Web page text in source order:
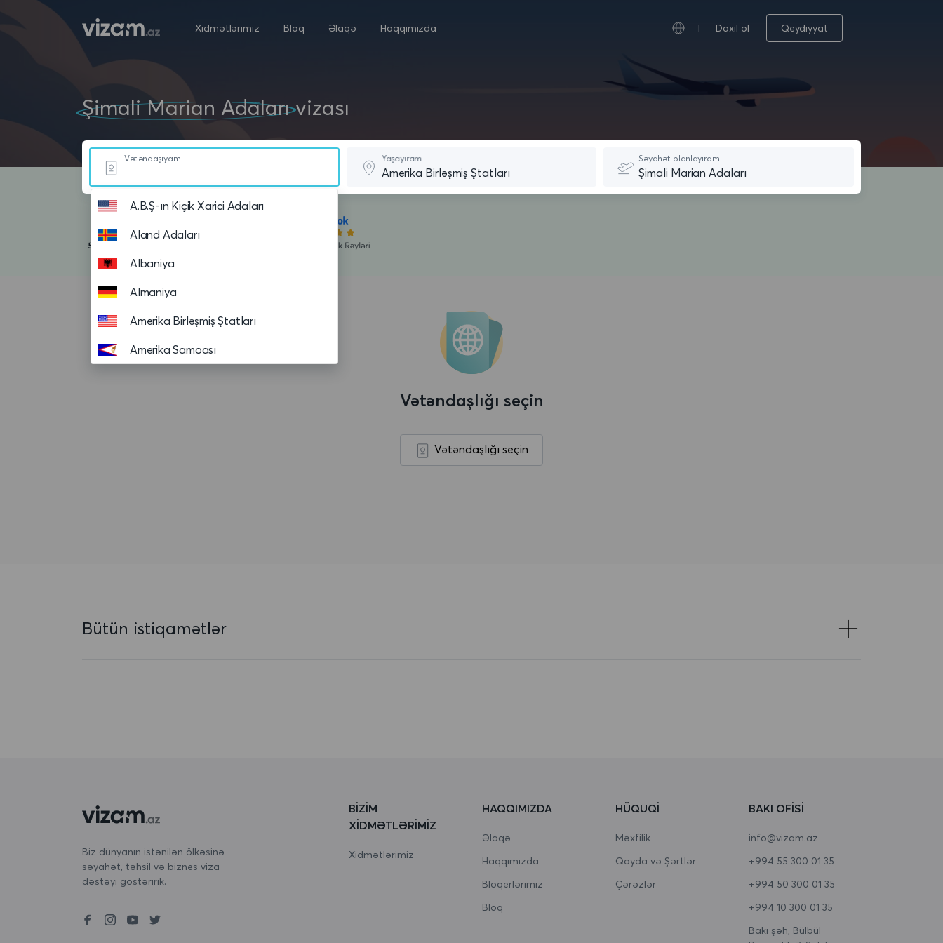
Xidmətlərimiz Bloq Əlaqə Haqqımızda Daxil ol Qeydiyyat
Şimali Marian Adalarıvizası
A.B.Ş-ın Kiçik Xarici Adaları
Aland Adaları
Albaniya
Almaniya
Amerika Birləşmiş Ştatları
Amerika Samoası
Avstriya
Belçika
Benin
Bəhreyn
Vətəndaşıyam Yaşayıram Səyahət planlayıram
Vətəndaşlığı seçin
Vətəndaşlığı seçin
Bütün istiqamətlər
Biz dünyanın istənilən ölkəsinə
səyahət, təhsil və biznes viza
dəstəyi göstəririk.
BIZIM
XIDMƏTLƏRIMIZ
Xidmətlərimiz
HAQQIMIZDA
Əlaqə
Haqqımızda
Bloqerlərimiz
Bloq
HÜQUQI
Məxfilik
Qayda və Şərtlər
Çərəzlər
BAKI OFISI
info@vizam.az
+994 55 300 01 35
+994 50 300 01 35
+994 10 300 01 35
Bakı şəh, Bülbül